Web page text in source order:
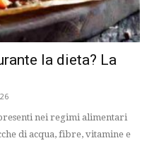
la dieta? La
nei regimi alimentari
di acqua, fibre, vitamine e